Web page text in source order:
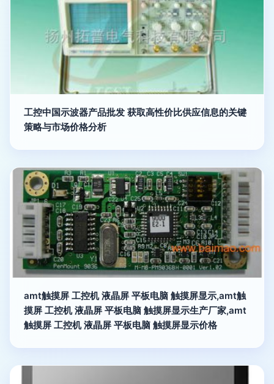
工控中国示波器产品批发 获取高性价比供应信息的关键
策略与市场价格分析
amt触摸屏 工控机 液晶屏 平板电脑 触摸屏显示,amt触
摸屏 工控机 液晶屏 平板电脑 触摸屏显示生产厂家,amt
触摸屏 工控机 液晶屏 平板电脑 触摸屏显示价格